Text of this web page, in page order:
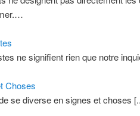
ne signifient rien que notre
Choses
se diverse en signes et choses